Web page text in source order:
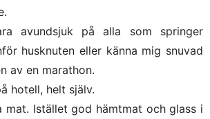
avundsjuk på alla som springer
husknuten eller känna mig snuvad
av en marathon.
hotell, helt själv.
mat. Istället god hämtmat och glass i